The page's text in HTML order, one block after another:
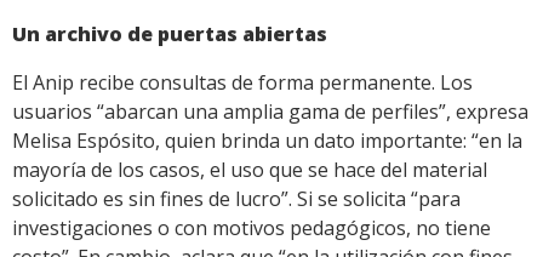
Un archivo de puertas abiertas
El Anip recibe consultas de forma permanente. Los
usuarios “abarcan una amplia gama de perfiles”, expresa
Melisa Espósito, quien brinda un dato importante: “en la
mayoría de los casos, el uso que se hace del material
solicitado es sin fines de lucro”. Si se solicita “para
investigaciones o con motivos pedagógicos, no tiene